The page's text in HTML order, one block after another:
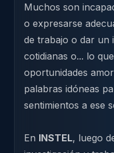
Muchos son
o expresarse
de trabajo o dar un
cotidianas o... lo
oportunidades
palabras idóneas
sentimientos a ese
En INSTEL, luego